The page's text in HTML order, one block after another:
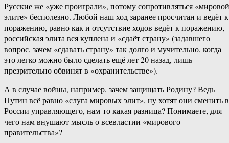
Русские же «уже проиграли», потому сопротивляться «мировой
элите» бесполезно. Любой наш ход заранее просчитан и ведёт к
поражению, равно как и отсутствие ходов ведёт к поражению,
российская элита вся куплена и «сдаёт страну» (задавшего
вопрос, зачем «сдавать страну» так долго и мучительно, когда
это легко можно было сделать ещё лет 20 назад, лишь
презрительно обвинят в «охранительстве»).
А в случае войны, например, зачем защищать Родину? Ведь
Путин всё равно «слуга мировых элит», ну хотят они сменить в
России управляющего, нам-то какая разница? Понимаете, для
чего нам внушают мысль о всевластии «мирового
правительства»?